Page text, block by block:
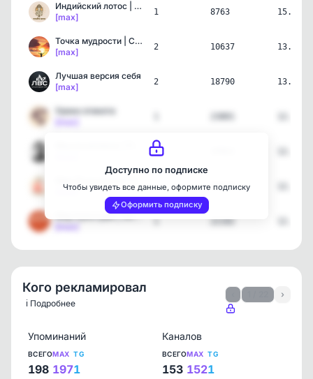
Индийский лотос | Самора…
[max]
1 8763
Точка мудрости | Самораз…
[max]
2 10637
Лучшая версия себя
[max]
2 18790
Уроки этикета
1
[max]
1 44526
Мир Культуры | Образован…
1 22102
Доступно по подписке
Чтобы увидеть все данные, оформите подписку
Оформить подписку
Кого рекламировал
ℹ️ Подробнее
›
Упоминаний
ВСЕГО
198
MAX
197
TG
1
Каналов
ВСЕГО
153
MAX
152
TG
1